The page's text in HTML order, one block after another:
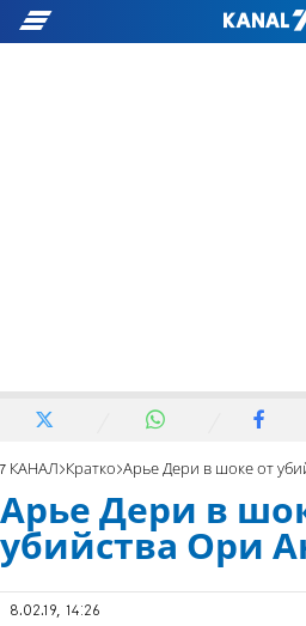
7 КАНАЛ Кратко Арье Дери в шоке от
Арье Дери в
убийства Ори
8.02.19, 14:26